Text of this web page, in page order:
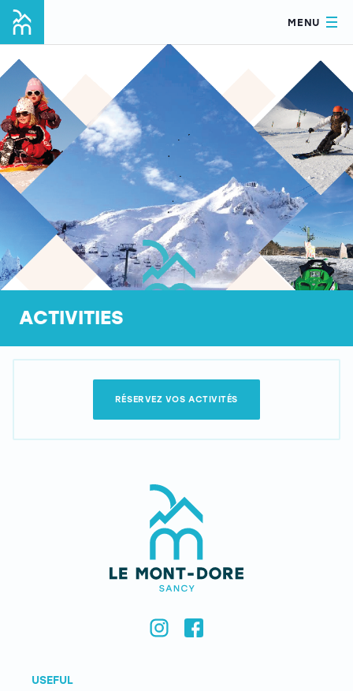
MENU
ACTIVITIES
RÉSERVEZ VOS ACTIVITÉS
USEFUL